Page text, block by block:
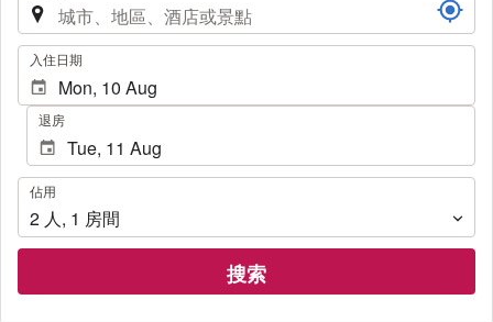
. 入住日期
退房
佔
用
佔用
2 人, 1 房間
搜索